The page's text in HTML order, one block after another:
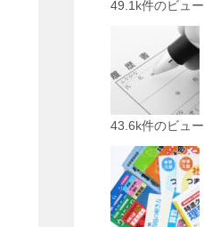
49.1k件のビュー
43.6k件のビュー